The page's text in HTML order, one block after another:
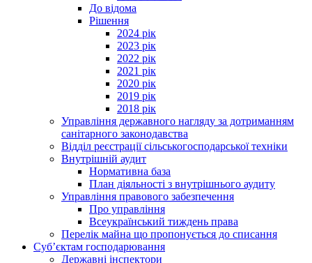
До відома
Рішення
2024 рік
2023 рік
2022 рік
2021 рік
2020 рік
2019 рік
2018 рік
Управління державного нагляду за дотриманням
санітарного законодавства
Відділ реєстрації сільськогосподарської техніки
Внутрішній аудит
Нормативна база
План діяльності з внутрішнього аудиту
Управління правового забезпечення
Про управління
Всеукраїнський тиждень права
Перелік майна що пропонується до списання
Суб’єктам господарювання
Державні інспектори